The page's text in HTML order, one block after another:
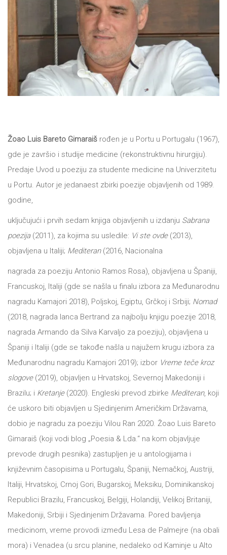
Star
Buka&Bes
Papirna
A5
Hommage
12/19
Pro/za
Trgni
Poezija!
SHOP
NAMA
KNJIŽARA
TREĆE
Žoao Luis Bareto Gimaraiš rođen je u Portu u Portugalu (1967),
gde je završio i studije medicine (rekonstruktivnu hirurgiju).
Predaje Uvod u poeziju za studente medicine na Univerzitetu
u Portu. Autor je jedanaest zbirki poezije objavljenih od 1989.
godine,
uključujući i prvih sedam knjiga objavljenih u izdanju Sabrana
poezija(2011), za kojima su usledile: Vi ste ovde(2013),
objavljena u Italiji; Mediteran(2016, Nacionalna
nagrada za poeziju Antonio Ramos Rosa), objavljena u Španiji,
Francuskoj, Italiji (gde se našla u finalu izbora za Međunarodnu
nagradu Kamajori 2018), Poljskoj, Egiptu, Grčkoj i Srbiji; Nomad
(2018, nagrada lanca Bertrand za najbolju knjigu poezije 2018,
nagrada Armando da Silva Karvaljo za poeziju), objavljena u
Španiji i Italiji (gde se takođe našla u najužem krugu izbora za
Međunarodnu nagradu Kamajori 2019); izbor Vreme teče kroz
slogove(2019), objavljen u Hrvatskoj, Severnoj Makedoniji i
Brazilu; i Kretanje(2020). Engleski prevod zbirke Mediteran, koji
će uskoro biti objavljen u Sjedinjenim Američkim Državama,
dobio je nagradu za poeziju Vilou Ran 2020. Žoao Luis Bareto
Gimaraiš (koji vodi blog „Poesia & Lda.“ na kom objavljuje
prevode drugih pesnika) zastupljen je u antologijama i
književnim časopisima u Portugalu, Španiji, Nemačkoj, Austriji,
Italiji, Hrvatskoj, Crnoj Gori, Bugarskoj, Meksiku, Dominikanskoj
Republici Brazilu, Francuskoj, Belgiji, Holandiji, Velikoj Britaniji,
Makedoniji, Srbiji i Sjedinjenim Državama. Pored bavljenja
medicinom, vreme provodi između Lesa de Palmejre (na obali
mora) i Venadea (u srcu planine, nedaleko od Kaminje u Alto